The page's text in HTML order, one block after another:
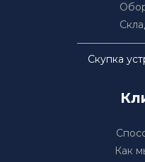
Скупка
Как